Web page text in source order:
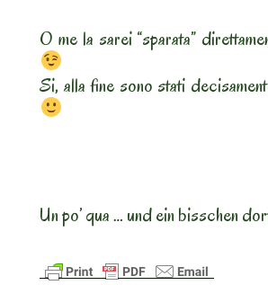
O me la sarei “sparata”
Si, alla fine sono stati
Un po’ qua … und ein bisschen